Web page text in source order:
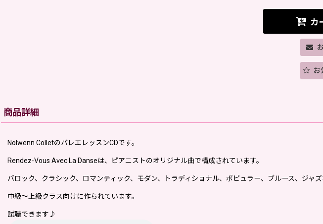
カ
お
商品詳細
Nolwenn ColletのバレエレッスンCDです。
Rendez-Vous Avec La Danseは、ピアニストのオリジナル曲で構成されています。
バロック、クラシック、ロマンティック、モダン、トラディショナル、ポピュラー、ブルース、ジャ
中級〜上級クラス向けに作られています。
試聴できます♪